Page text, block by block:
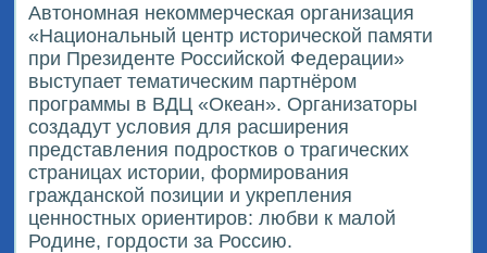
Автономная некоммерческая организация
«Национальный центр исторической памяти
при Президенте Российской Федерации»
выступает тематическим партнёром
программы в ВДЦ «Океан». Организаторы
создадут условия для расширения
представления подростков о трагических
страницах истории, формирования
гражданской позиции и укрепления
ценностных ориентиров: любви к малой
Родине, гордости за Россию.